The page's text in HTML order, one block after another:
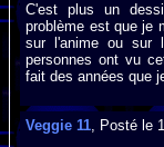
C'est plus un
problème est que je
sur l'anime ou sur
personnes ont vu
fait des années que
Veggie 11 , Posté le